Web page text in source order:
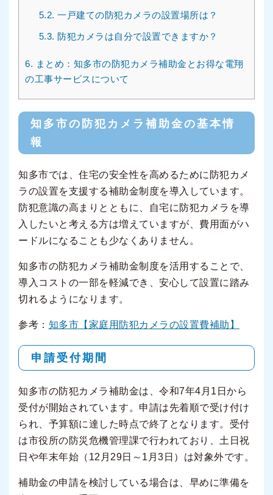
5.2. 一戸建ての防犯カメラの設置場所は？
5.3. 防犯カメラは自分で設置できますか？
6. まとめ：知多市の防犯カメラ補助金とお得な電翔
の工事サービスについて
知多市の防犯カメラ補助金の基本情
報
知多市では、住宅の安全性を高めるために防犯カメ
ラの設置を支援する補助金制度を導入しています。
防犯意識の高まりとともに、自宅に防犯カメラを導
入したいと考える方は増えていますが、費用面がハ
ードルになることも少なくありません。
知多市の防犯カメラ補助金制度を活用することで、
導入コストの一部を軽減でき、安心して設置に踏み
切れるようになります。
参考： 知多市【家庭用防犯カメラの設置費補助】
申請受付期間
知多市の防犯カメラ補助金は、令和7年4月1日から
受付が開始されています。申請は先着順で受け付け
られ、予算額に達した時点で終了となります。受付
は市役所の防災危機管理課で行われており、土日祝
日や年末年始（12月29日～1月3日）は対象外です。
補助金の申請を検討している場合は、早めに準備を